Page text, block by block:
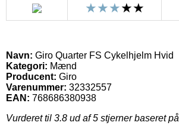
Navn: Giro Quarter FS Cykelhjelm Hvid
Kategori: Mænd
Producent: Giro
Varenummer: 32332557
EAN: 768686380938
Vurderet til 3.8 ud af 5 stjerner baseret på